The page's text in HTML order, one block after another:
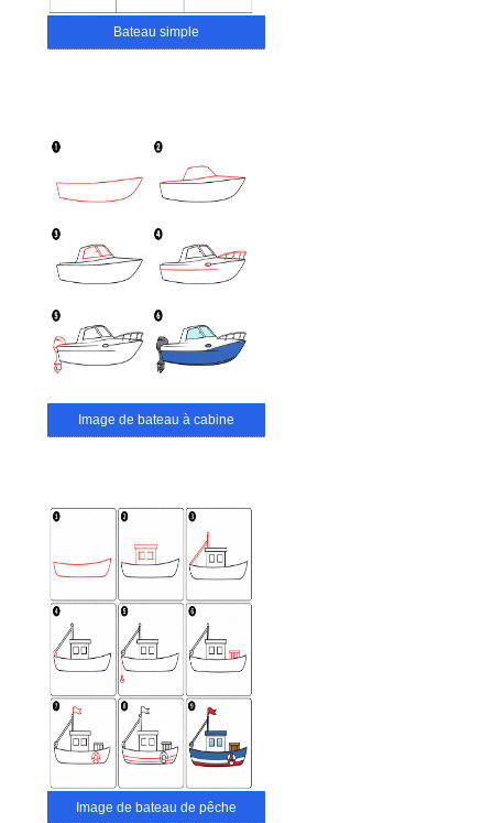
Bateau simple
Image de bateau à cabine
Image de bateau de pêche